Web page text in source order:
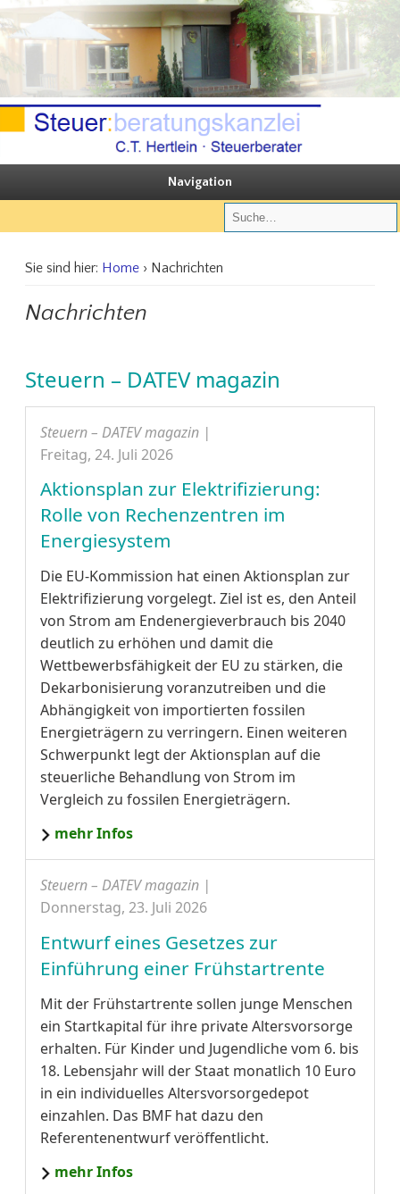
Steuerberatungskanzlei C.T. Hertlein
Sie steuern, wir beraten
Navigation
Sie sind hier: Home› Nachrichten
Nachrichten
Steuern – DATEV magazin
Steuern – DATEV magazin |
Freitag, 24. Juli 2026
Aktionsplan zur Elektrifizierung:
Rolle von Rechenzentren im
Energiesystem
Die EU-Kommission hat einen Aktionsplan zur
Elektrifizierung vorgelegt. Ziel ist es, den Anteil
von Strom am Endenergieverbrauch bis 2040
deutlich zu erhöhen und damit die
Wettbewerbsfähigkeit der EU zu stärken, die
Dekarbonisierung voranzutreiben und die
Abhängigkeit von importierten fossilen
Energieträgern zu verringern. Einen weiteren
Schwerpunkt legt der Aktionsplan auf die
steuerliche Behandlung von Strom im
Vergleich zu fossilen Energieträgern.
mehr Infos
Steuern – DATEV magazin |
Donnerstag, 23. Juli 2026
Entwurf eines Gesetzes zur
Einführung einer Frühstartrente
Mit der Frühstartrente sollen junge Menschen
ein Startkapital für ihre private Altersvorsorge
erhalten. Für Kinder und Jugendliche vom 6. bis
18. Lebensjahr will der Staat monatlich 10 Euro
in ein individuelles Altersvorsorgedepot
einzahlen. Das BMF hat dazu den
Referentenentwurf veröffentlicht.
mehr Infos